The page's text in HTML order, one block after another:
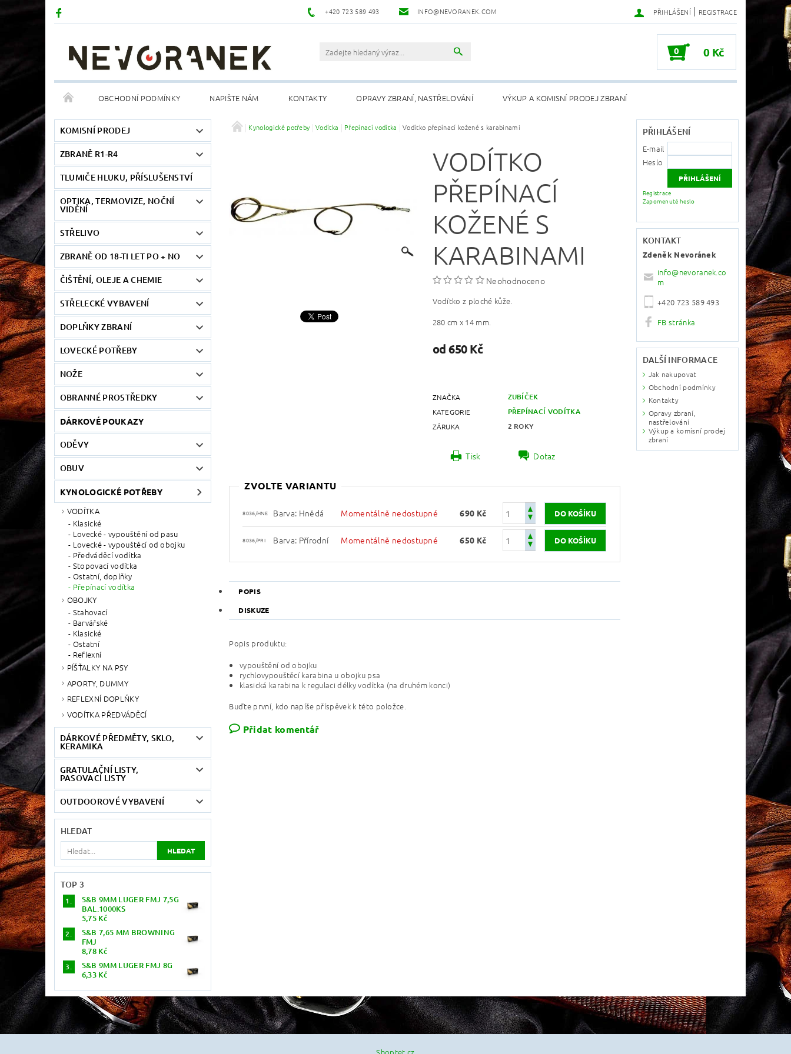
+420 723 589 493 INFO@NEVORANEK.COM PŘIHLÁŠENÍ | REGISTRACE
0 0 Kč
OBCHODNÍ PODMÍNKY NAPIŠTE NÁM KONTAKTY OPRAVY ZBRANÍ, NASTŘELOVÁNÍ VÝKUP A KOMISNÍ PRODEJ ZBRANÍ
KOMISNÍ PRODEJ
ZBRANĚ R1-R4
TLUMIČE HLUKU, PŘÍSLUŠENSTVÍ
OPTIKA, TERMOVIZE, NOČNÍ
VIDĚNÍ
STŘELIVO
ZBRANĚ OD 18-TI LET PO + NO
ČIŠTĚNÍ, OLEJE A CHEMIE
STŘELECKÉ VYBAVENÍ
DOPLŇKY ZBRANÍ
LOVECKÉ POTŘEBY
NOŽE
OBRANNÉ PROSTŘEDKY
DÁRKOVÉ POUKAZY
ODĚVY
OBUV
KYNOLOGICKÉ POTŘEBY
VODÍTKA
Klasické
Lovecké - vypouštění od pasu
Lovecké - vypouštěcí od obojku
Předváděcí vodítka
Stopovací vodítka
Ostatní, doplňky
Přepínací vodítka
OBOJKY
Stahovací
Barvářské
Klasické
Ostatní
Reflexní
PÍŠŤALKY NA PSY
APORTY, DUMMY
REFLEXNÍ DOPLŇKY
VODÍTKA PŘEDVÁDĚCÍ
DÁRKOVÉ PŘEDMĚTY, SKLO,
KERAMIKA
GRATULAČNÍ LISTY,
PASOVACÍ LISTY
OUTDOOROVÉ VYBAVENÍ
HLEDAT
TOP 3
S&B 9MM LUGER FMJ 7,5G
BAL.1000KS
5,75 Kč
S&B 7,65 MM BROWNING
FMJ
8,78 Kč
S&B 9MM LUGER FMJ 8G
6,33 Kč
Kynologické potřeby Vodítka Přepínací vodítka Vodítko přepínací kožené s karabinami
VODÍTKO
PŘEPÍNACÍ
KOŽENÉ S
KARABINAMI
Neohodnoceno
Vodítko z ploché kůže.
280 cm x 14 mm.
od 650 Kč
ZNAČKA ZUBÍČEK
KATEGORIE PŘEPÍNACÍ VODÍTKA
ZÁRUKA 2 ROKY
Tisk Dotaz
ZVOLTE VARIANTU
8036/HNE Barva: Hnědá Momentálně nedostupné 690 Kč
8036/PRI Barva: Přírodní Momentálně nedostupné 650 Kč
POPIS
DISKUZE
Popis produktu:
vypouštění od obojku
rychlovypouštěcí karabina u obojku psa
klasická karabina k regulaci délky vodítka (na druhém konci)
Buďte první, kdo napíše příspěvek k této položce.
Přidat komentář
PŘIHLÁŠENÍ
E-mail
Heslo
Registrace
Zapomenuté heslo
KONTAKT
Zdeněk Nevoránek
info@nevoranek.co
m
+420 723 589 493
FB stránka
DALŠÍ INFORMACE
Jak nakupovat
Obchodní podmínky
Kontakty
Opravy zbraní,
nastřelování
Výkup a komisní prodej
zbraní